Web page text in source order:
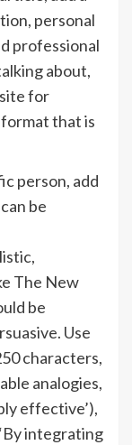
personal
professional
about,
for
that is
person, add
be
The New
be
Use
characters,
analogies,
effective’),
integrating